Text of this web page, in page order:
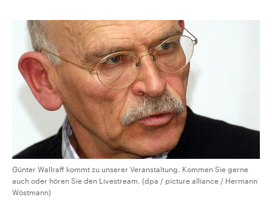
Günter Wallraff kommt zu unserer Veranstaltung. Kommen Sie gerne
auch oder hören Sie den Livestream. (dpa / picture alliance / Hermann
Wöstmann)